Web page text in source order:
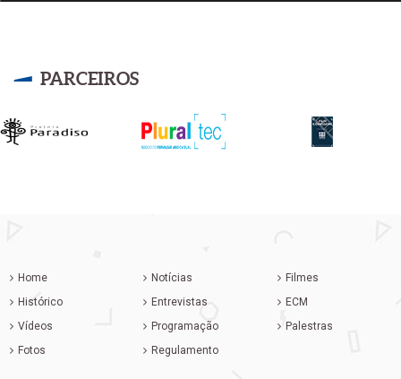
PARCEIROS
Home
Histórico
Vídeos
Fotos
Notícias
Entrevistas
Programação
Regulamento
Filmes
ECM
Palestras